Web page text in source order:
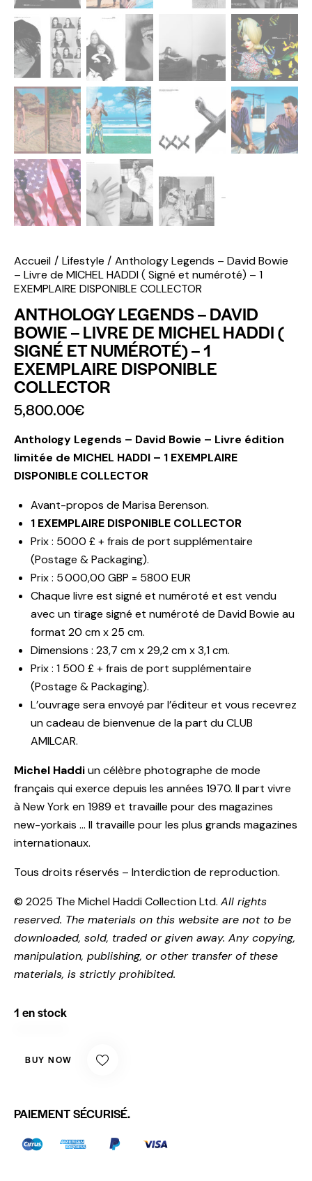
Accueil Lifestyle
Anthology Legends – David Bowie
– Livre de MICHEL HADDI ( Signé et numéroté) – 1
EXEMPLAIRE DISPONIBLE COLLECTOR
ANTHOLOGY LEGENDS – DAVID
BOWIE – LIVRE DE MICHEL HADDI (
SIGNÉ ET NUMÉROTÉ) – 1
EXEMPLAIRE DISPONIBLE
COLLECTOR
5,800.00€
Anthology Legends – David Bowie – Livre édition
limitée de MICHEL HADDI – 1 EXEMPLAIRE
DISPONIBLE COLLECTOR
Avant-propos de Marisa Berenson.
1 EXEMPLAIRE DISPONIBLE COLLECTOR
Prix : 5000 £ + frais de port supplémentaire
(Postage & Packaging).
Prix : 5 000,00 GBP = 5800 EUR
Chaque livre est signé et numéroté et est vendu
avec un tirage signé et numéroté de David Bowie au
format 20 cm x 25 cm.
Dimensions : 23,7 cm x 29,2 cm x 3,1 cm.
Prix : 1 500 £ + frais de port supplémentaire
(Postage & Packaging).
L’ouvrage sera envoyé par l’éditeur et vous recevrez
un cadeau de bienvenue de la part du CLUB
AMILCAR.
Michel Haddiun célèbre photographe de mode
français qui exerce depuis les années 1970. Il part vivre
à New York en 1989 et travaille pour des magazines
new-yorkais … Il travaille pour les plus grands magazines
internationaux.
Tous droits réservés – Interdiction de reproduction.
© 2025 The Michel Haddi Collection Ltd. All rights
reserved. The materials on this website are not to be
downloaded, sold, traded or given away. Any copying,
manipulation, publishing, or other transfer of these
materials, is strictly prohibited.
1 en stock
BUY NOW
PAIEMENT SÉCURISÉ.